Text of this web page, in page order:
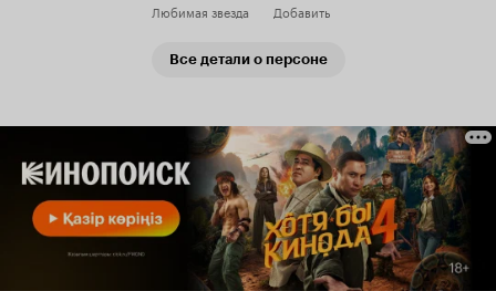
Любимая звезда Добавить
Все детали о персоне